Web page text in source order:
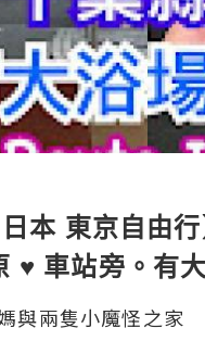
日本 東京自由
♥ 車站旁。有
Route Inn
與兩隻小魔怪之家